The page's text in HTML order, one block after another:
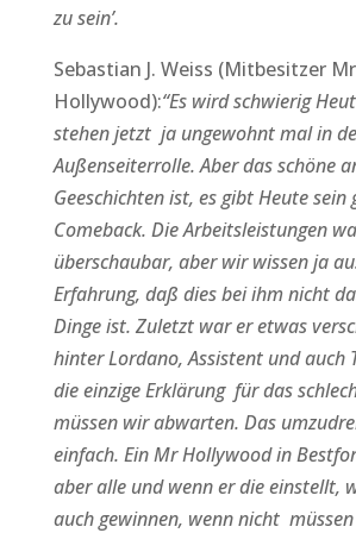
zu sein’.
Sebastian J. Weiss (Mitbesitzer Mr
Hollywood):“Es wird schwierig
stehen jetzt ja ungewohnt mal in
Außenseiterrolle. Aber das schöne
Geeschichten ist, es gibt Heute sein
Comeback. Die Arbeitsleistungen
überschaubar, aber wir wissen ja
Erfahrung, daß dies bei ihm nicht
Dinge ist. Zuletzt war er etwas
hinter Lordano, Assistent und auch
die einzige Erklärung für das
müssen wir abwarten. Das
einfach. Ein Mr Hollywood in
aber alle und wenn er die einstellt,
auch gewinnen, wenn nicht